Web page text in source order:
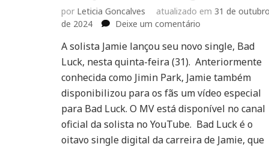
por Leticia Goncalves atualizado em 31 de outubro
de 2024
Deixe um comentário
Luck”:
Jamie
lança
single
A solista Jamie lançou seu novo single, Bad
Luck, nesta quinta-feira (31). Anteriormente
conhecida como Jimin Park, Jamie também
disponibilizou para os fãs um vídeo especial
para Bad Luck. O MV está disponível no canal
oficial da solista no YouTube. Bad Luck é o
oitavo single digital da carreira de Jamie, que